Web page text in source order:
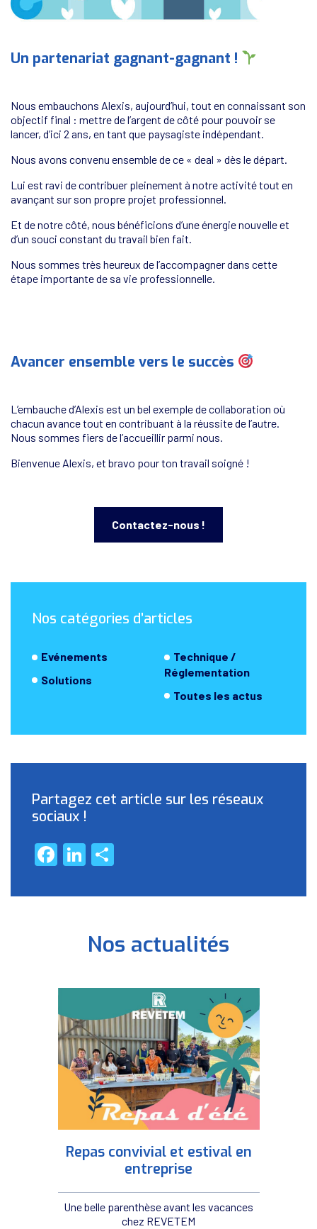
Un partenariat gagnant-gagnant !
Nous embauchons Alexis, aujourd’hui, tout en connaissant son
objectif final : mettre de l’argent de côté pour pouvoir se
lancer, d’ici 2 ans, en tant que paysagiste indépendant.
Nous avons convenu ensemble de ce « deal » dès le départ.
Lui est ravi de contribuer pleinement à notre activité tout en
avançant sur son propre projet professionnel.
Et de notre côté, nous bénéficions d’une énergie nouvelle et
d’un souci constant du travail bien fait.
Nous sommes très heureux de l’accompagner dans cette
étape importante de sa vie professionnelle.
Avancer ensemble vers le succès
L’embauche d’Alexis est un bel exemple de collaboration où
chacun avance tout en contribuant à la réussite de l’autre.
Nous sommes fiers de l’accueillir parmi nous.
Bienvenue Alexis, et bravo pour ton travail soigné !
Contactez-nous !
Nos catégories d’articles
Evénements
Solutions
Technique /
Réglementation
Toutes les actus
Partagez cet article sur les réseaux
sociaux !
Facebook
LinkedIn
Nos actualités
Repas convivial et estival en
entreprise
Une belle parenthèse avant les vacances
chez REVETEM